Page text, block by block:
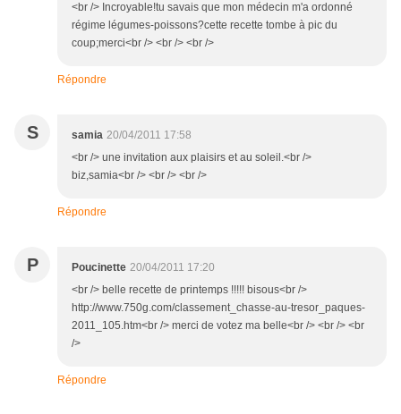
<br /> Incroyable!tu savais que mon médecin m'a ordonné
régime légumes-poissons?cette recette tombe à pic du
coup;merci<br /> <br /> <br />
Répondre
S samia 20/04/2011 17:58
<br /> une invitation aux plaisirs et au soleil.<br />
biz,samia<br /> <br /> <br />
Répondre
P Poucinette 20/04/2011 17:20
<br /> belle recette de printemps !!!!! bisous<br />
http://www.750g.com/classement_chasse-au-tresor_paques-
2011_105.htm<br /> merci de votez ma belle<br /> <br /> <br
/>
Répondre